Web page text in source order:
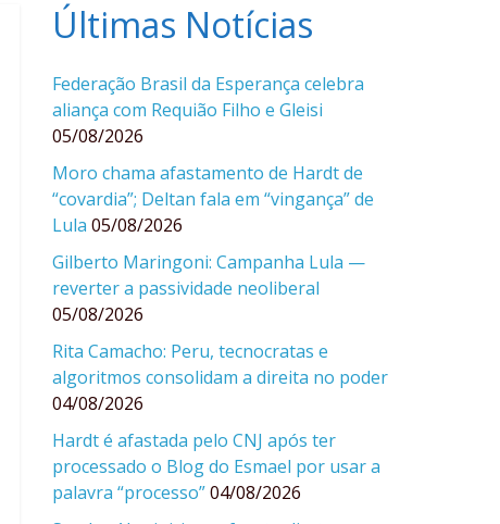
Últimas Notícias
Federação Brasil da Esperança celebra
aliança com Requião Filho e Gleisi
05/08/2026
Moro chama afastamento de Hardt de
“covardia”; Deltan fala em “vingança” de
Lula 05/08/2026
Gilberto Maringoni: Campanha Lula —
reverter a passividade neoliberal
05/08/2026
Rita Camacho: Peru, tecnocratas e
algoritmos consolidam a direita no poder
04/08/2026
Hardt é afastada pelo CNJ após ter
processado o Blog do Esmael por usar a
palavra “processo”04/08/2026